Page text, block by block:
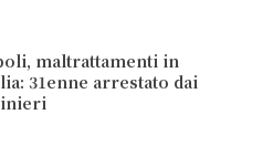
maltrattamenti in
31enne arrestato dai